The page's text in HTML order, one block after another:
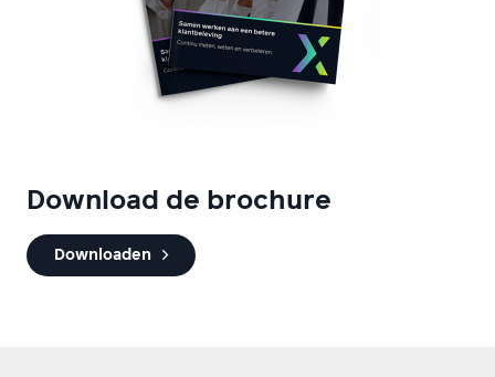
Download de brochure
Downloaden